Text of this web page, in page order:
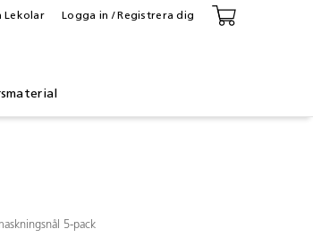
Lekolar Logga in / Registrera dig
5-pack